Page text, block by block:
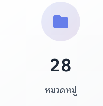
28
หมวดหมู่